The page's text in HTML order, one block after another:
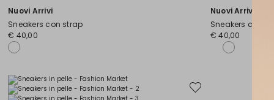
Nuovi Arrivi
Sneakers con strap
€ 40,00
Nuovi Arrivi
Sneakers con
€ 40,00
Sposta